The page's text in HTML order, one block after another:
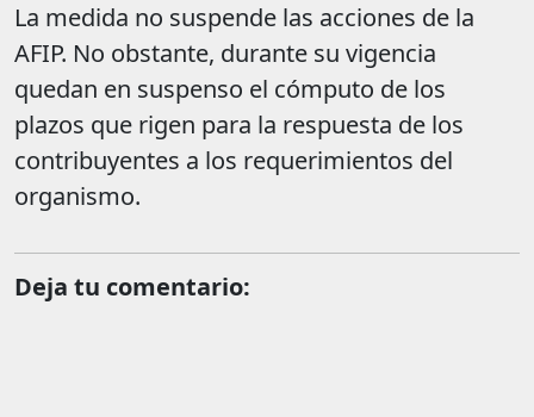
La medida no suspende las acciones de la
AFIP. No obstante, durante su vigencia
quedan en suspenso el cómputo de los
plazos que rigen para la respuesta de los
contribuyentes a los requerimientos del
organismo.
Deja tu comentario: